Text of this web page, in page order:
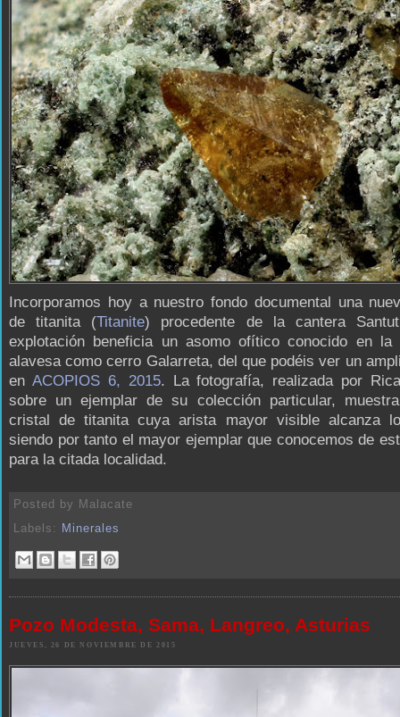
Incorporamos hoy a nuestro fondo documental una
de titanita (Titanite) procedente de la cantera
explotación beneficia un asomo ofítico conocido en la
alavesa como cerro Galarreta, del que podéis ver un
en ACOPIOS 6, 2015. La fotografía, realizada por
sobre un ejemplar de su colección particular,
cristal de titanita cuya arista mayor visible alcanza
siendo por tanto el mayor ejemplar que conocemos de
para la citada localidad.
Posted by Malacate
Labels:
Minerales
Pozo Modesta, Sama, Langreo, Asturias
JUEVES, 26 DE NOVIEMBRE DE 2015